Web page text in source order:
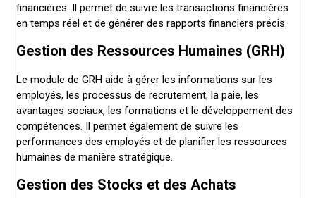
financières. Il permet de suivre les transactions financières
en temps réel et de générer des rapports financiers précis.
Gestion des Ressources Humaines (GRH)
Le module de GRH aide à gérer les informations sur les
employés, les processus de recrutement, la paie, les
avantages sociaux, les formations et le développement des
compétences. Il permet également de suivre les
performances des employés et de planifier les ressources
humaines de manière stratégique.
Gestion des Stocks et des Achats